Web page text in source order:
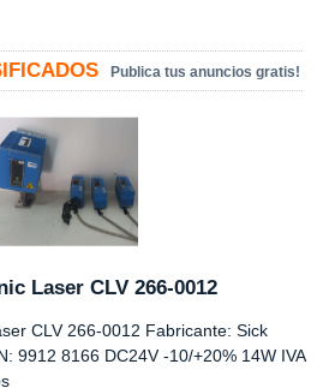
Publica tus anuncios gratis!
Laser CLV 266-0012
CLV 266-0012 Fabricante: Sick
9912 8166 DC24V -10/+20% 14W IVA